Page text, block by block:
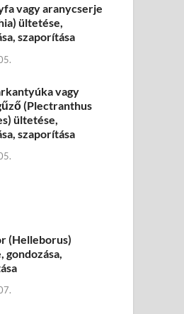
vagy aranycserje
ültetése,
szaporítása
vagy
(Plectranthus
ültetése,
szaporítása
(Helleborus)
gondozása,